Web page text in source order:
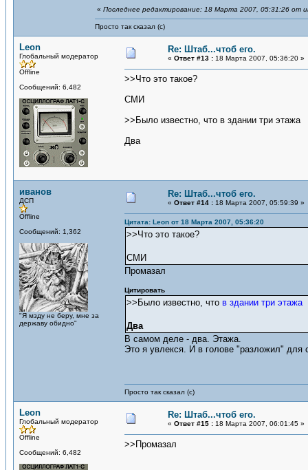
« Последнее редактирование: 18 Марта 2007, 05:31:26 от
Просто так сказал (с)
Leon
Глобальный модератор
Offline
Сообщений: 6,482
Re: Штаб...чтоб его.
« Ответ #13 : 18 Марта 2007, 05:36:20 »
>>Что это такое?
СМИ
>>Было известно, что в здании три этажа
Два
иванов
ДСП
Offline
Сообщений: 1,362
"Я мзду не беру, мне за
державу обидно"
Re: Штаб...чтоб его.
« Ответ #14 : 18 Марта 2007, 05:59:39 »
Цитата: Leon от 18 Марта 2007, 05:36:20
>>Что это такое?
СМИ
Промазал
Цитировать
>>Было известно, что в здании три этажа
Два
В самом деле - два. Этажа.
Это я увлекся. И в голове "разложил"
Просто так сказал (с)
Leon
Глобальный модератор
Offline
Сообщений: 6,482
Re: Штаб...чтоб его.
« Ответ #15 : 18 Марта 2007, 06:01:45 »
>>Промазал